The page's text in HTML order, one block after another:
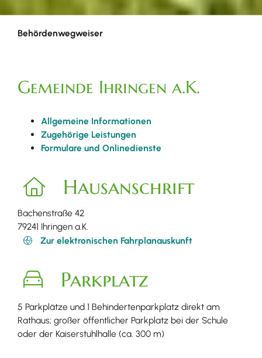
Behördenwegweiser
Gemeinde Ihringen a.K.
Allgemeine Informationen
Zugehörige Leistungen
Formulare und Onlinedienste
Hausanschrift
Bachenstraße 42
79241 Ihringen a.K.
Zur elektronischen Fahrplanauskunft
Parkplatz
5 Parkplätze und 1 Behindertenparkplatz direkt am
Rathaus; großer öffentlicher Parkplatz bei der Schule
oder der Kaiserstuhlhalle (ca. 300 m)